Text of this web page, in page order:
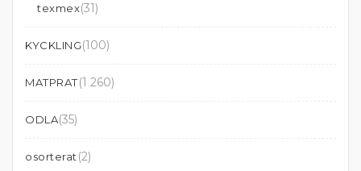
texmex(31)
KYCKLING(100)
MATPRAT(1 260)
ODLA(35)
osorterat (2)